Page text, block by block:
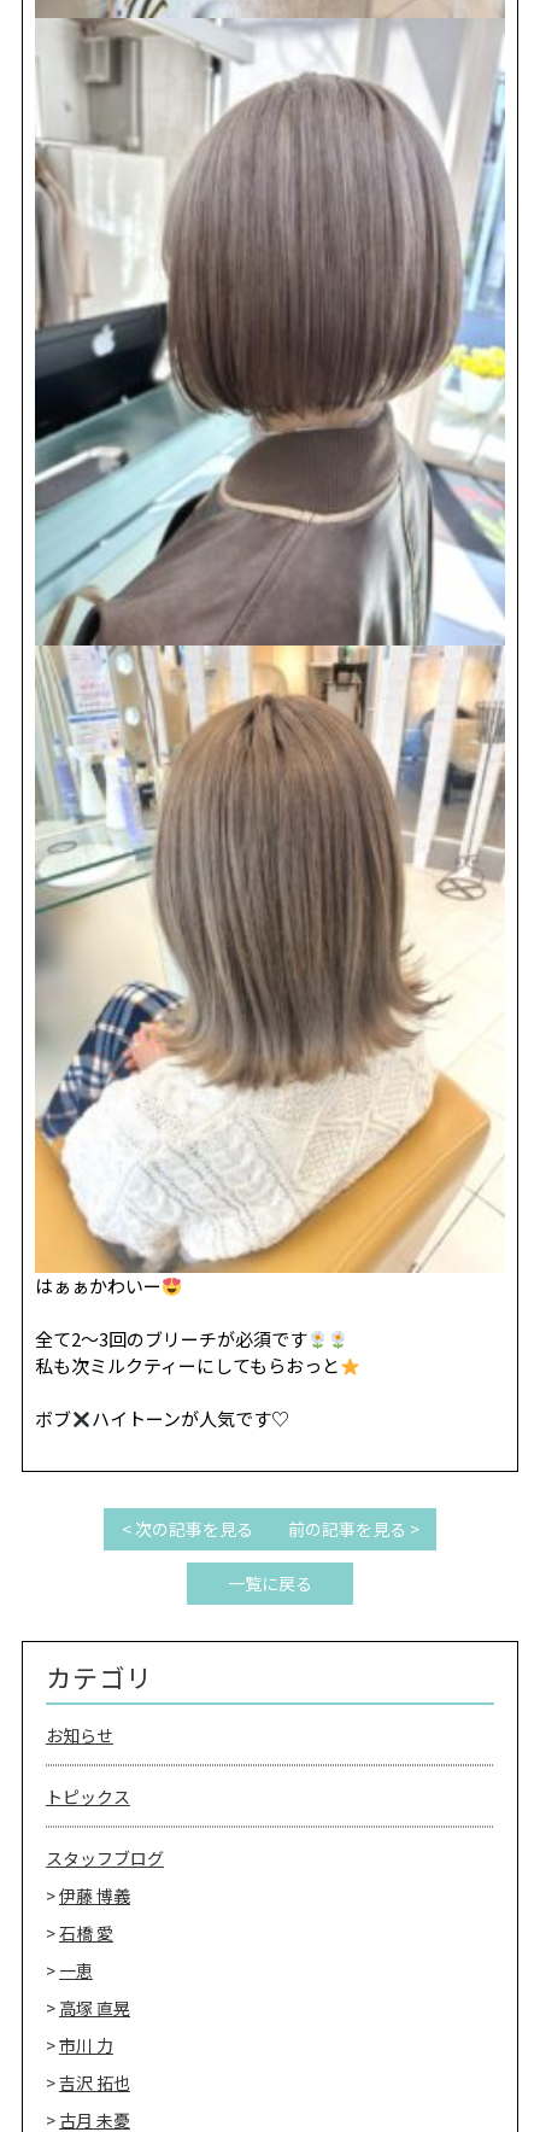
はぁぁかわいー
全て2〜3回のブリーチが必須です‍
私も次ミルクティーにしてもらおっと
ボブ ハイトーンが人気です♡
< 次の記事を見る
一覧に戻る
前の記事を見る >
カテゴリ
お知らせ
トピックス
スタッフブログ
伊藤 博義
石橋 愛
一恵
高塚 直晃
市川 力
吉沢 拓也
古月 未憂